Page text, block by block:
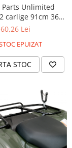
Parts Unlimited
carlige 91cm 36
inch
60,26 Lei
EPUIZAT
STOC